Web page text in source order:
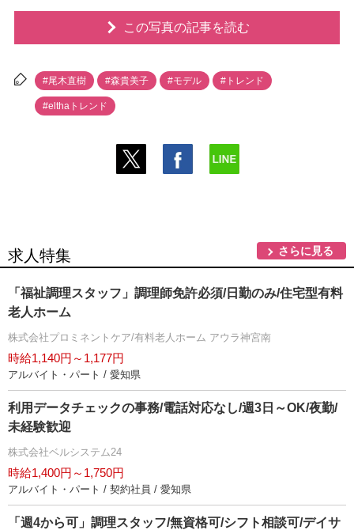
この写真の記事を読む
#尾木直樹 #森貴美子 #モデル #トレンド
#elthaトレンド
求人特集 さらに見る
「福祉調理スタッフ」調理師免許必須/日勤のみ/住宅型有料
老人ホーム
株式会社プロミネントケア/有料老人ホーム アウラ神宮南
時給1,140円～1,177円
アルバイト・パート / 愛知県
利用データチェックの事務/電話対応なし/週3日～OK/夜勤/
未経験歓迎
株式会社ベルシステム24
時給1,400円～1,750円
アルバイト・パート / 契約社員 / 愛知県
「週4から可」調理スタッフ/無資格可/シフト相談可/デイサ